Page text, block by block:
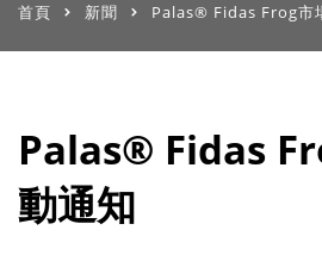
首頁 新聞 Palas® Fidas Frog市
Palas® Fidas
動通知